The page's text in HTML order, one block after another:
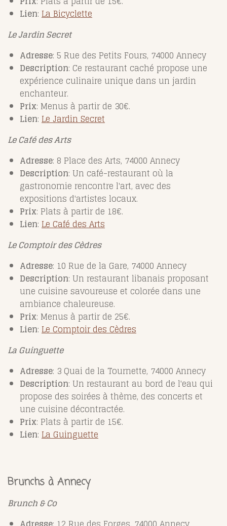
Lien: LaBicyclette
Le Jardin Secret
Adresse: 5 Rue des Petits Fours, 74000 Annecy
Description: Ce restaurant caché propose une
expérience culinaire unique dans un jardin
enchanteur.
Prix: Menus à partir de 30€.
Lien: LeJardinSecret
Le Café des Arts
Adresse: 8 Place des Arts, 74000 Annecy
Description: Un café-restaurant où la
gastronomie rencontre l'art, avec des
expositions d'artistes locaux.
Prix: Plats à partir de 18€.
Lien: LeCafédesArts
Le Comptoir des Cèdres
Adresse: 10 Rue de la Gare, 74000 Annecy
Description: Un restaurant libanais proposant
une cuisine savoureuse et colorée dans une
ambiance chaleureuse.
Prix: Menus à partir de 25€.
Lien: LeComptoirdesCèdres
La Guinguette
Adresse: 3 Quai de la Tournette, 74000 Annecy
Description: Un restaurant au bord de l'eau qui
propose des soirées à thème, des concerts et
une cuisine décontractée.
Prix: Plats à partir de 15€.
Lien: LaGuinguette
Brunchs à Annecy
Brunch & Co